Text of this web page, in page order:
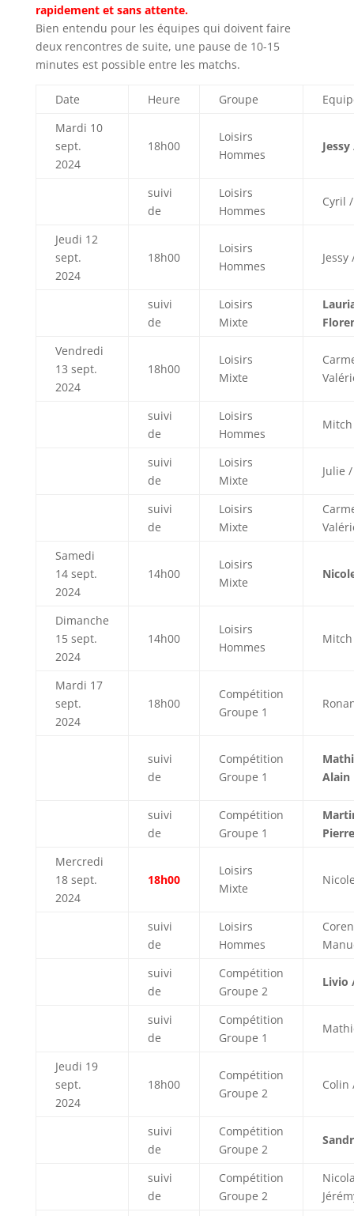
rapidement et sans attente.
Bien entendu pour les équipes qui doivent faire
deux rencontres de suite, une pause de 10-15
minutes est possible entre les matchs.
Date Heure Groupe
Mardi 10
sept.
2024
18h00
Loisirs
Hommes
suivi
de
Loisirs
Hommes
Cyril
Jeudi 12
sept.
2024
18h00
Loisirs
Hommes
suivi
de
Loisirs
Mixte
Vendredi
13 sept.
2024
18h00
Loisirs
Mixte
suivi
de
Loisirs
Hommes
suivi
de
Loisirs
Mixte
Julie
suivi
de
Loisirs
Mixte
Samedi
14 sept.
2024
14h00
Loisirs
Mixte
Dimanche
15 sept.
2024
14h00
Loisirs
Hommes
Mardi 17
sept.
2024
18h00
Compétition
Groupe 1
suivi
de
Compétition
Groupe 1
Alain
suivi
de
Compétition
Groupe 1
Mercredi
18 sept.
2024
18h00
Loisirs
Mixte
suivi
de
Loisirs
Hommes
suivi
de
Compétition
Groupe 2
Livio
suivi
de
Compétition
Groupe 1
Jeudi 19
sept.
2024
18h00
Compétition
Groupe 2
Colin
suivi
de
Compétition
Groupe 2
suivi
de
Compétition
Groupe 2